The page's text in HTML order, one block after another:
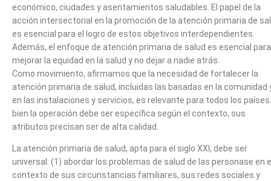
económico, ciudades y asentamientos saludables. El papel de la
acción intersectorial en la promoción de la atención primaria de
es esencial para el logro de estos objetivos interdependientes.
Además, el enfoque de atención primaria de salud es esencial para
mejorar la equidad en la salud y no dejar a nadie atrás.
Como movimiento, afirmamos que la necesidad de fortalecer la
atención primaria de salud, incluidas las basadas en la comunidad
en las instalaciones y servicios, es relevante para todos los
bien la operación debe ser específica según el contexto, sus
atributos precisan ser de alta calidad.
La atención primaria de salud, apta para el siglo XXI, debe ser
universal: (1) abordar los problemas de salud de las personase en
contexto de sus circunstancias familiares, sus redes sociales y